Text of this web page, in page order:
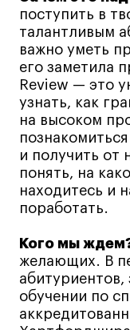
Для школьников
Интенсивы
Среднесрочные
Долгосрочные
Все программы
О школе
Новости
Блог
Преподаватели
Лицензии и
Для прессы
поступить в
талантливым
важно уметь
его заметила
Review — это
узнать, как
на высоком
и получить от
понять, на
находитесь и
поработать.
Кого мы
желающих. В
абитуриентов,
обучении по